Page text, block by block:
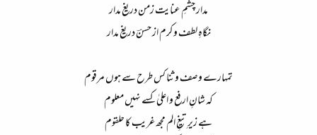
مدار چشمِ عنایت زمن دریغ مدار​
نگاہِ لطف و کرم از حسنؔ دریغ مدار​
تمہارے وصف و ثنا کس طرح سے ہوں مرقوم​
کہ شانِ ارفع و اعلیٰ کسے نہیں معلوم​
ہے زیرِ تیغِ الم مجھ غریب کا حلقوم​